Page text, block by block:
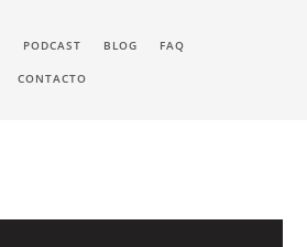
PODCAST BLOG FAQ
CONTACTO